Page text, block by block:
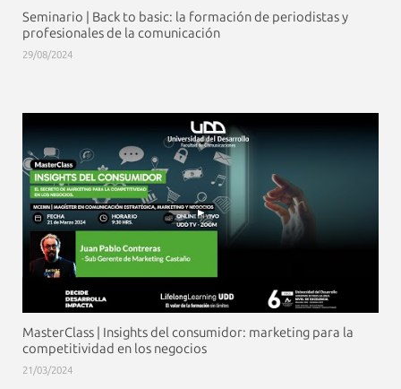
Seminario | Back to basic: la formación de periodistas y
profesionales de la comunicación
29/08/2024
MasterClass | Insights del consumidor: marketing para la
competitividad en los negocios
21/03/2024